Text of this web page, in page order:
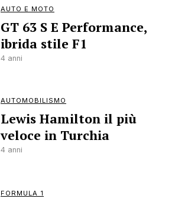
AUTO E MOTO
GT 63 S E Performance,
ibrida stile F1
4 anni
AUTOMOBILISMO
Lewis Hamilton il più
veloce in Turchia
4 anni
FORMULA 1